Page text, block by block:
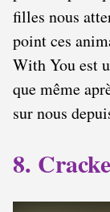
filles nous
point ces
With You est
que même
sur nous
8.